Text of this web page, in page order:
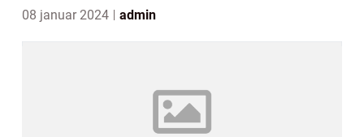
08 januar 2024 admin